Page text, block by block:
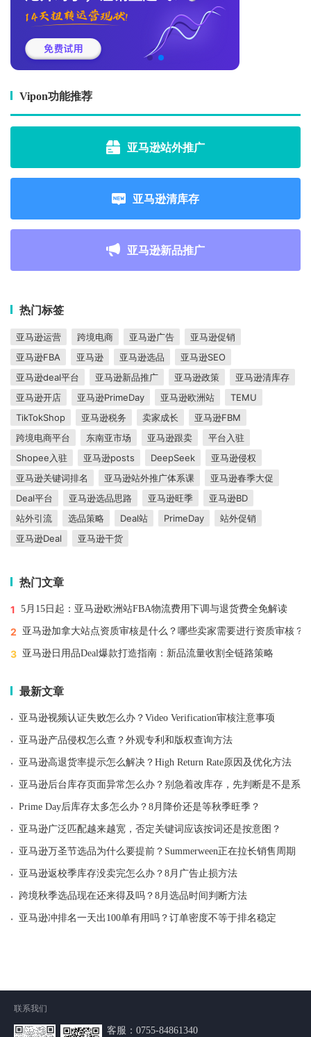
Vipon功能推荐
亚马逊站外推广
亚马逊清库存
亚马逊新品推广
热门标签
亚马逊运营 跨境电商 亚马逊广告
亚马逊促销
亚马逊FBA
亚马逊 亚马逊选品
亚马逊SEO
亚马逊deal平台
亚马逊新品推广 亚马逊政策
亚马逊清库存
亚马逊开店
亚马逊PrimeDay 亚马逊欧洲站
TEMU
TikTokShop
亚马逊税务 卖家成长
亚马逊FBM
跨境电商平台
东南亚市场 亚马逊跟卖
平台入驻
Shopee入驻
亚马逊posts DeepSeek
亚马逊侵权
亚马逊关键词排名
亚马逊站外推广体系课
亚马逊春季大促
Deal平台
亚马逊选品思路 亚马逊旺季
亚马逊BD
站外引流
选品策略 Deal站 PrimeDay
站外促销
亚马逊Deal
亚马逊干货
热门文章
1 5月15日起：亚马逊欧洲站FBA物流费用下调与退货费全免解读
2 亚马逊加拿大站点资质审核是什么？哪些卖家需要进行资质审核？
3 亚马逊日用品Deal爆款打造指南：新品流量收割全链路策略
最新文章
· 亚马逊视频认证失败怎么办？Video Verification审核注意事项
· 亚马逊产品侵权怎么查？外观专利和版权查询方法
· 亚马逊高退货率提示怎么解决？High Return Rate原因及优化方法
· 亚马逊后台库存页面异常怎么办？别急着改库存，先判断是不是系
· Prime Day后库存太多怎么办？8月降价还是等秋季旺季？
· 亚马逊广泛匹配越来越宽，否定关键词应该按词还是按意图？
· 亚马逊万圣节选品为什么要提前？Summerween正在拉长销售周期
· 亚马逊返校季库存没卖完怎么办？8月广告止损方法
· 跨境秋季选品现在还来得及吗？8月选品时间判断方法
· 亚马逊冲排名一天出100单有用吗？订单密度不等于排名稳定
联系我们
客服：0755-84861340